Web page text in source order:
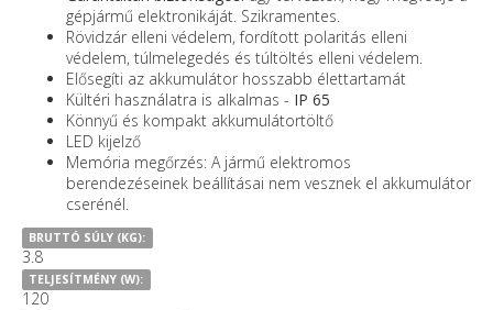
gépjármű elektronikáját. Szikramentes.
Rövidzár elleni védelem, fordított polaritás elleni
védelem, túlmelegedés és túltöltés elleni védelem.
Elősegíti az akkumulátor hosszabb élettartamát
Kültéri használatra is alkalmas - IP 65
Könnyű és kompakt akkumulátortöltő
LED kijelző
Memória megőrzés: A jármű elektromos
berendezéseinek beállításai nem vesznek el akkumulátor
cserénél.
BRUTTÓ SÚLY (KG):
3.8
TELJESÍTMÉNY (W):
120